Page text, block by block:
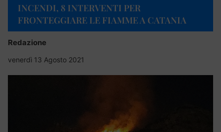
INCENDI, 8 INTERVENTI PER
FRONTEGGIARE LE FIAMME A CATANIA
Redazione
venerdì 13 Agosto 2021